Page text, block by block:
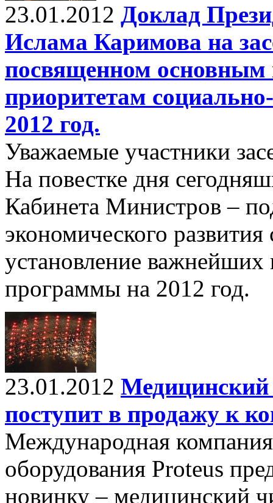
23.01.2012 Доклад
Ислама Каримова на
посвященном основным
приоритетам
2012 год.
Уважаемые участники
На повестке дня
Кабинета Министров –
экономического
установление важнейших
программы на 2012 год.
23.01.2012 Медицинский
поступит в продажу к
Международная
оборудования Proteus
новинку – медицинский